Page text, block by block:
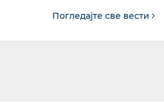
Погледајте све вести